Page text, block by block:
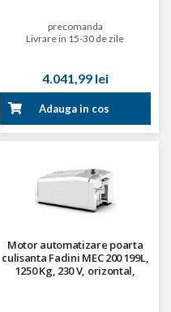
precomanda
Livrare in 15-30 de zile
4.041,99 lei
Adauga in cos
Motor automatizare poarta
culisanta Fadini MEC 200 199L,
1250 Kg, 230 V, orizontal,